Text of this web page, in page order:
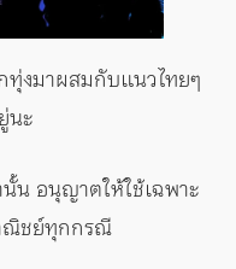
งมาผสมกับแนวไทยๆ
นะ
น อนุญาตให้ใช้เฉพาะ
ณิชย์ทุกกรณี